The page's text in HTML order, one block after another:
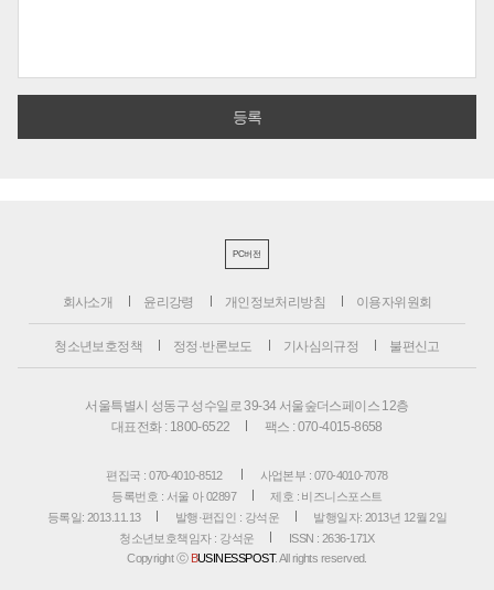
PC버전
회사소개 윤리강령 개인정보처리방침 이용자위원회
청소년보호정책 정정·반론보도 기사심의규정 불편신고
서울특별시 성동구 성수일로 39-34 서울숲더스페이스 12층
대표전화 : 1800-6522
팩스 : 070-4015-8658
편집국 : 070-4010-8512
사업본부 : 070-4010-7078
등록번호 : 서울 아 02897
제호 : 비즈니스포스트
등록일: 2013.11.13
발행·편집인 : 강석운
발행일자: 2013년 12월 2일
청소년보호책임자 : 강석운
ISSN : 2636-171X
Copyright ⓒ BUSINESSPOST. All rights reserved.